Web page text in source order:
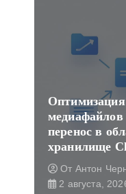
15 views